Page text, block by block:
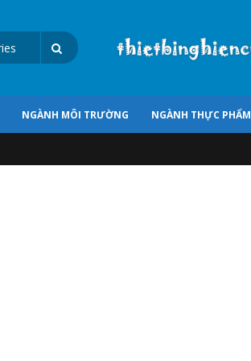
NGÀNH MÔI TRƯỜNG NGÀNH THỰC PHẨM